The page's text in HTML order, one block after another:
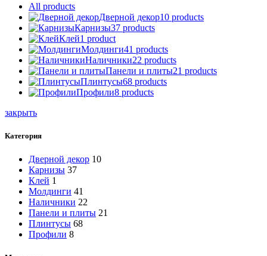
All products
Дверной декор10 products
Карнизы37 products
Клей1 product
Молдинги41 products
Наличники22 products
Панели и плиты21 products
Плинтусы68 products
Профили8 products
закрыть
Категория
Дверной декор 10
Карнизы 37
Клей 1
Молдинги 41
Наличники 22
Панели и плиты 21
Плинтусы 68
Профили 8